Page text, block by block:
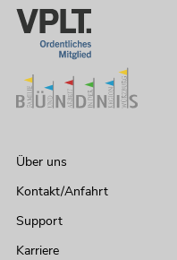
Über uns
Kontakt/Anfahrt
Support
Karriere